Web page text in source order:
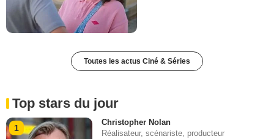
Toutes les actus Ciné & Séries
Top stars du jour
1
Christopher Nolan
Réalisateur, scénariste, producteur